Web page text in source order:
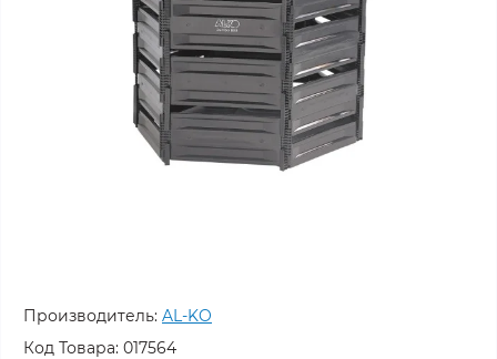
Производитель: AL-KO
Код Товара: 017564